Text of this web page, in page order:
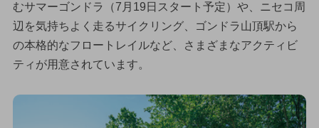
むサマーゴンドラ（7月19日スタート予定）や、ニセコ周
辺を気持ちよく走るサイクリング、ゴンドラ山頂駅から
の本格的なフロートレイルなど、さまざまなアクティビ
ティが用意されています。